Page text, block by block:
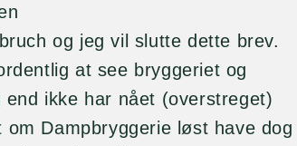
og jeg vil slutte dette brev.
at see bryggeriet og
ikke har nået (overstreget)
Dampbryggerie løst have dog